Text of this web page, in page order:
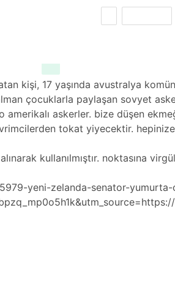
kişi, 17 yaşında avustralya
çocuklarla paylaşan sovyet
askerler. bize düşen
tokat yiyecektir.
kullanılmıştır. noktasına
yeni-zelanda-senator-